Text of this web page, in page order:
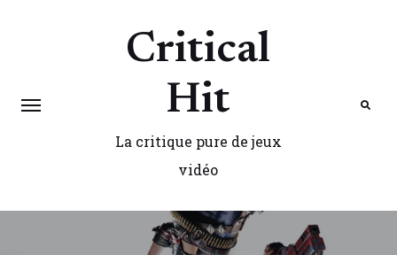
Critical
Hit
La critique pure de jeux
vidéo